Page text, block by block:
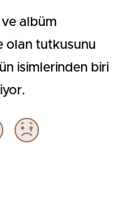
ve albüm
olan tutkusunu
isimlerinden biri